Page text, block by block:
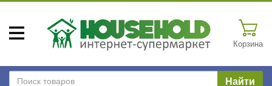
Корзина
Найти